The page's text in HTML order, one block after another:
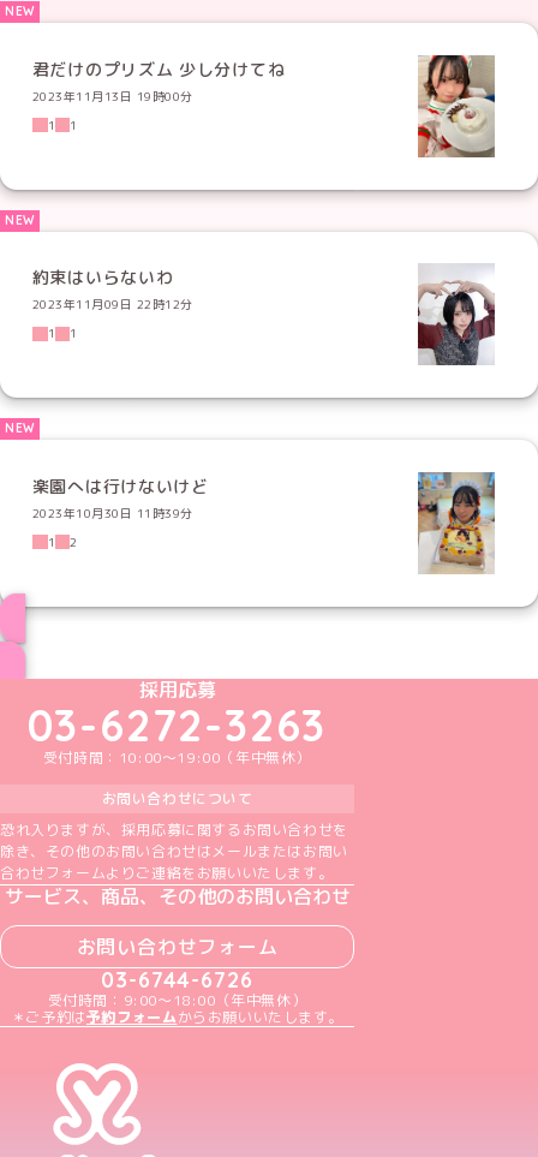
君だけのプリズム 少し分けてね
2023年11月13日 19時00分
1
1
約束はいらないわ
2023年11月09日 22時12分
1
1
楽園へは行けないけど
2023年10月30日 11時39分
1
2
めいどりーみんTikTok公式アカウント
めいどりーみんX公式アカウント
めいどりーみんInstagram公式アカウント
めいどりーみんFacebook公式アカウン
めいどりーみんYouTube公式アカ
採用応募
03-6272-3263
受付時間：10:00～19:00（年中無休）
お問い合わせについて
恐れ入りますが、採用応募に関するお問い合わせを
除き、その他のお問い合わせはメールまたはお問い
合わせフォームよりご連絡をお願いいたします。
サービス、商品、その他のお問い合わせ
お問い合わせフォーム
03-6744-6726
受付時間：9:00～18:00（年中無休）
＊ご予約は予約フォームからお願いいたします。